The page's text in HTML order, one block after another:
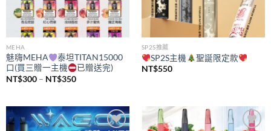
MEHA
魅嗨MEHA
泰坦TITAN15000
口(買三贈一主機
已贈送完)
NT$300 – NT$350價
NT$300
到
NT$350
SP2S推薦
SP2S主機
聖誕限定款
NT$550